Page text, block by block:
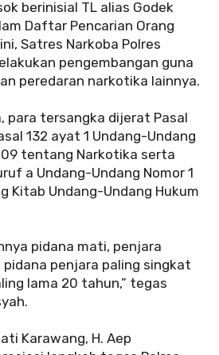
berinisial TL alias Godek
Daftar Pencarian Orang
Satres Narkoba Polres
pengembangan guna
peredaran narkotika lainnya.
para tersangka dijerat Pasal
132 ayat 1 Undang-Undang
tentang Narkotika serta
a Undang-Undang Nomor 1
Kitab Undang-Undang Hukum
pidana mati, penjara
penjara paling singkat
lama 20 tahun,” tegas
Karawang, H. Aep